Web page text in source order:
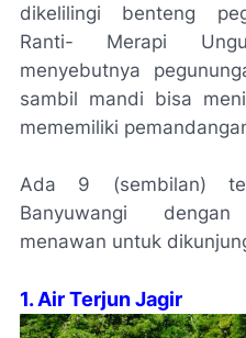
dikelilingi benteng
Ranti- Merapi
menyebutnya
sambil mandi bisa
mememiliki
Ada 9 (sembilan)
Banyuwangi
menawan untuk
1. Air Terjun Jagir